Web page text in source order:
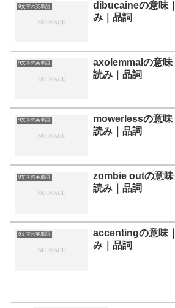
9文字の英単語
dibucaineの意味
み｜品詞
9文字の英単語
axolemmalの意味
読み｜品詞
9文字の英単語
mowerlessの意味
読み｜品詞
9文字の英単語
zombie outの意
読み｜品詞
9文字の英単語
accentingの意味
み｜品詞